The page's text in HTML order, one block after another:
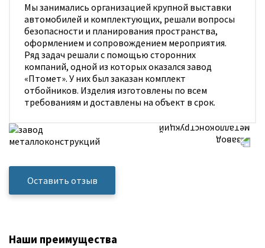
Мы занимались организацией крупной выставки
автомобилей и комплектующих, решали вопросы
безопасности и планирования пространства,
оформлением и сопровождением мероприятия.
Ряд задач решали с помощью сторонних
компаний, одной из которых оказался завод
«Птомет». У них был заказан комплект
отбойников. Изделия изготовлены по всем
требованиям и доставлены на объект в срок.
Оставить отзыв
Наши преимущества